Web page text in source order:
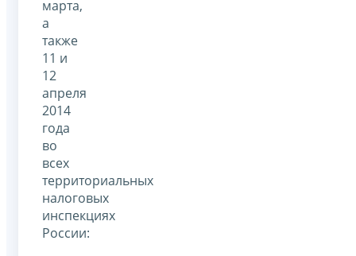
марта,
а
также
11 и
12
апреля
2014
года
во
всех
территориальных
налоговых
инспекциях
России: